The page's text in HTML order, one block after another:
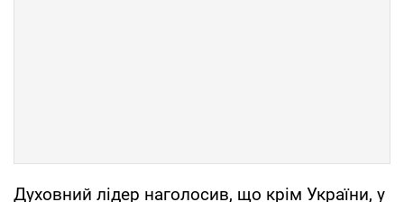
Духовний лідер наголосив, що крім України, у